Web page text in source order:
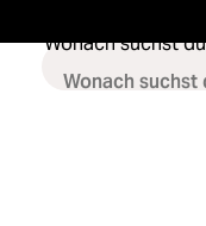
Wonach suchst